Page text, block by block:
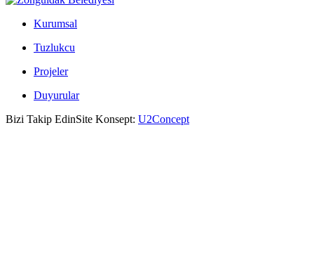
Kurumsal
Tuzlukcu
Projeler
Duyurular
Bizi Takip EdinSite Konsept: U2Concept